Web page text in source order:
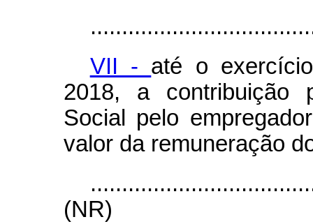
VII - até o
2018, a contribuição
Social pelo
valor da remuneração
(NR)